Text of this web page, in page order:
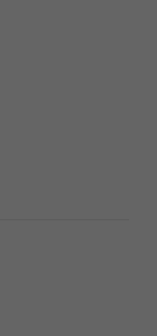
fjädern,
dem åt
Bara
den uppåt
ned den från
filten
dra åt Vad
nöjd med
så roliga